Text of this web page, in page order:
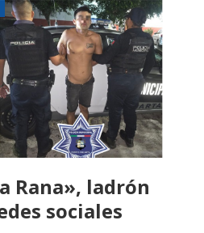
Rana», ladrón
sociales